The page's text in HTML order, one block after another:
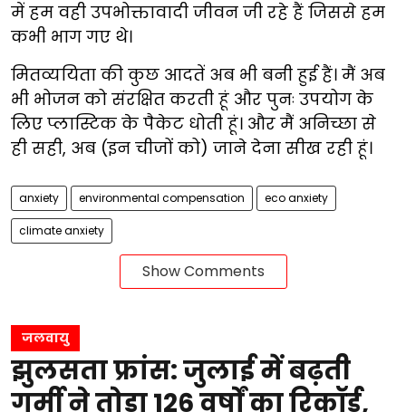
में हम वही उपभोक्तावादी जीवन जी रहे हैं जिससे हम
कभी भाग गए थे।
मितव्ययिता की कुछ आदतें अब भी बनी हुई हैं। मैं अब
भी भोजन को संरक्षित करती हूं और पुनः उपयोग के
लिए प्लास्टिक के पैकेट धोती हूं। और मैं अनिच्छा से
ही सही, अब (इन चीजों को) जाने देना सीख रही हूं।
anxiety environmental compensation eco anxiety
climate anxiety
Show Comments
जलवायु
झुलसता फ्रांस: जुलाई में बढ़ती
गर्मी ने तोड़ा 126 वर्षों का रिकॉर्ड,